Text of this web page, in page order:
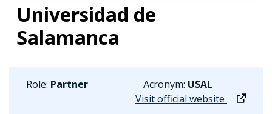
Universidad de
Salamanca
Role: Partner Acronym: USAL
Visit official website